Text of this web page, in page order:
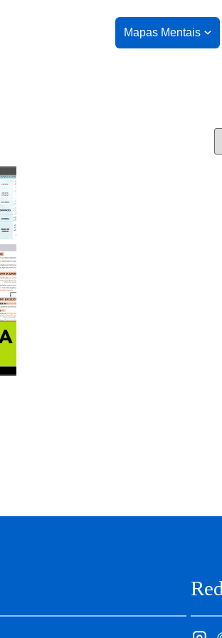
Mapas Mentais